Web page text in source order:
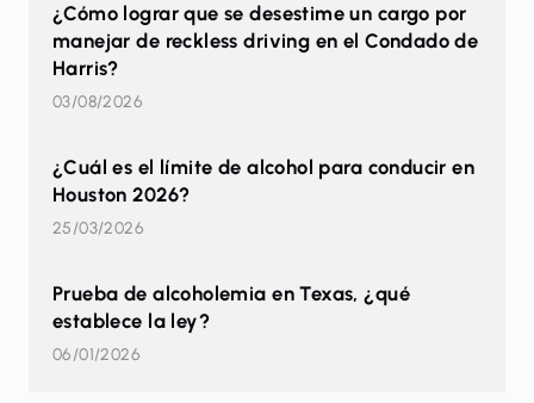
¿Cómo lograr que se desestime un cargo por
manejar de reckless driving en el Condado de
Harris?
03/08/2026
¿Cuál es el límite de alcohol para conducir en
Houston 2026?
25/03/2026
Prueba de alcoholemia en Texas, ¿qué
establece la ley?
06/01/2026